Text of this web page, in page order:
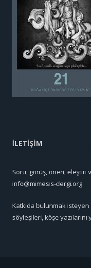
İLETİŞİM
Soru, görüş, öneri, eleştiri
info@mimesis-dergi.org
Katkıda bulunmak
söyleşileri, köşe